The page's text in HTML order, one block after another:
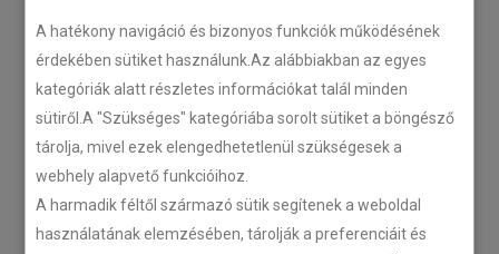
A hatékony navigáció és bizonyos funkciók működésének
érdekében sütiket használunk.Az alábbiakban az egyes
kategóriák alatt részletes információkat talál minden
sütiről.A "Szükséges" kategóriába sorolt sütiket a böngésző
tárolja, mivel ezek elengedhetetlenül szükségesek a
webhely alapvető funkcióihoz.
A harmadik féltől származó sütik segítenek a weboldal
használatának elemzésében, tárolják a preferenciáit és
Plug’n’Play tempomat ISUZU
N-szériás teherautókhoz
2018-07-26
Isuzu D-MAX 2006 –